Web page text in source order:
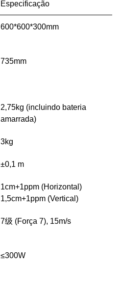
Especificação
600*600*300mm
735mm
2,75kg (incluindo bateria
amarrada)
3kg
±0,1 m
1cm+1ppm (Horizontal)
1,5cm+1ppm (Vertical)
7级 (Força 7), 15m/s
≤300W